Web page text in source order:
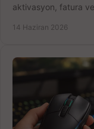
aktivasyon, fatura
14 Haziran 2026